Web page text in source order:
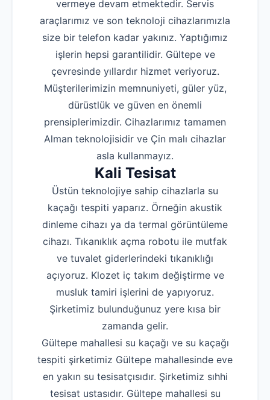
vermeye devam etmektedir. Servis
araçlarımız ve son teknoloji cihazlarımızla
size bir telefon kadar yakınız. Yaptığımız
işlerin hepsi garantilidir. Gültepe ve
çevresinde yıllardır hizmet veriyoruz.
Müşterilerimizin memnuniyeti, güler yüz,
dürüstlük ve güven en önemli
prensiplerimizdir. Cihazlarımız tamamen
Alman teknolojisidir ve Çin malı cihazlar
asla kullanmayız.
Kali Tesisat
Üstün teknolojiye sahip cihazlarla su
kaçağı tespiti yaparız. Örneğin akustik
dinleme cihazı ya da termal görüntüleme
cihazı. Tıkanıklık açma robotu ile mutfak
ve tuvalet giderlerindeki tıkanıklığı
açıyoruz. Klozet iç takım değiştirme ve
musluk tamiri işlerini de yapıyoruz.
Şirketimiz bulunduğunuz yere kısa bir
zamanda gelir.
Gültepe mahallesi su kaçağı ve su kaçağı
tespiti şirketimiz Gültepe mahallesinde eve
en yakın su tesisatçısıdır. Şirketimiz sıhhi
tesisat ustasıdır. Gültepe mahallesi su